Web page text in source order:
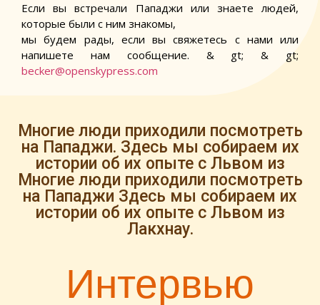
Если вы встречали Пападжи или знаете людей,
которые были с ним знакомы,
мы будем рады, если вы свяжетесь с нами или
напишете нам сообщение. & gt; & gt;
becker@openskypress.com
Многие люди приходили посмотреть
на Пападжи. Здесь мы собираем их
истории об их опыте с Львом из
Многие люди приходили посмотреть
на Пападжи Здесь мы собираем их
истории об их опыте с Львом из
Лакхнау.
Интервью